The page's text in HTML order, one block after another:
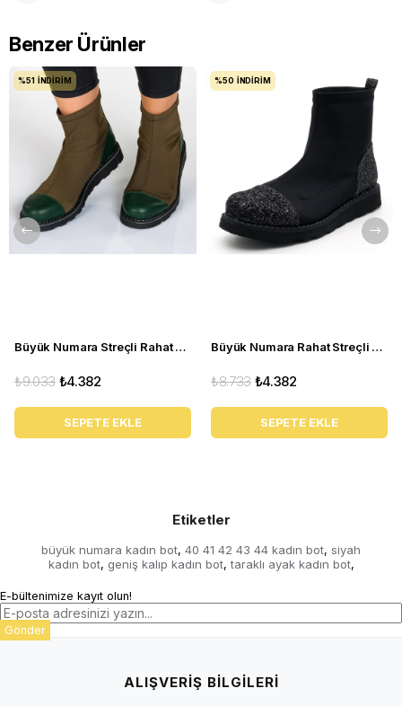
Benzer Ürünler
Büyük Numara Streçli Rahat Kadın BOT 19273 haki
₺4.382
₺9.033
SEPETE EKLE
%51 İNDIRIM
Büyük Numara Rahat Streçli Kadın BOT 19273 siyah
₺4.382
₺8.733
SEPETE EKLE
%50 İNDIRIM
Etiketler
büyük numara kadın bot, 40 41 42 43 44 kadın bot, siyah
kadın bot, geniş kalıp kadın bot, taraklı ayak kadın bot,
E-bültenimize kayıt olun!
Gönder
ALIŞVERİŞ BİLGİLERİ